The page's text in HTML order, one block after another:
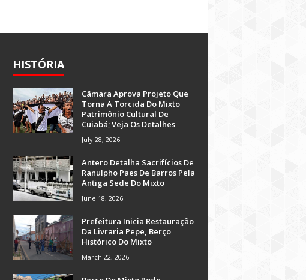
HISTÓRIA
Câmara Aprova Projeto Que
Torna A Torcida Do Mixto
Patrimônio Cultural De
Cuiabá; Veja Os Detalhes
July 28, 2026
Antero Detalha Sacrifícios De
Ranulpho Paes De Barros Pela
Antiga Sede Do Mixto
June 18, 2026
Prefeitura Inicia Restauração
Da Livraria Pepe, Berço
Histórico Do Mixto
March 22, 2026